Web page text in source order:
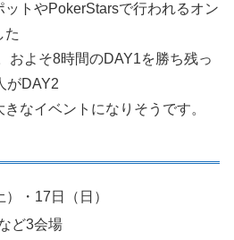
トやPokerStarsで行われるオン
た
およそ8時間のDAY1を勝ち残っ
がDAY2
なイベントになりそうです。
・17日（日）
ど3会場